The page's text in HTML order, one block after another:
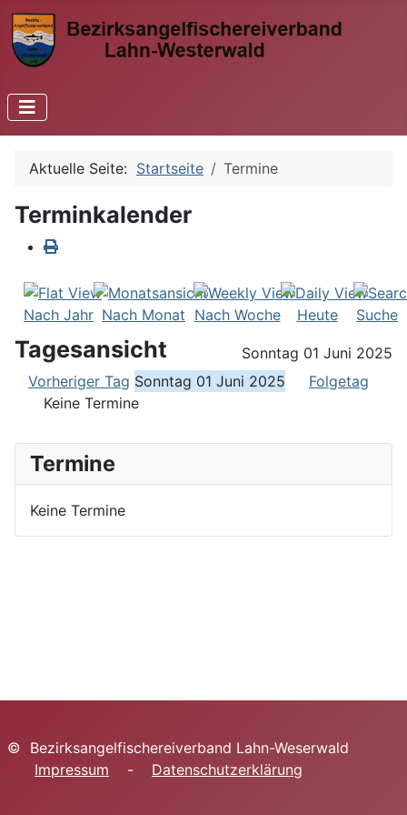
Termine
Keine Termine
Aktuelle Seite: Startseite Termine
Terminkalender
Nach Jahr Nach Monat Nach Woche Heute Suche
Tagesansicht
Sonntag 01 Juni 2025
Vorheriger Tag Sonntag 01 Juni 2025
Folgetag
Keine Termine
© Bezirksangelfischereiverband Lahn-Weserwald
Impressum - Datenschutzerklärung